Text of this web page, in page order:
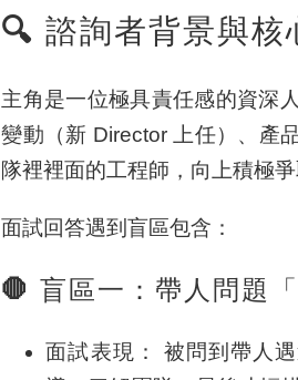
🔍 諮詢者背景與核
主角是一位極具責任感的資深
變動（新 Director 上任）、產
隊裡裡面的工程師，向上積極
面試回答遇到盲區包含：
🛑 盲區一：帶人問題
面試表現：
被問到帶人